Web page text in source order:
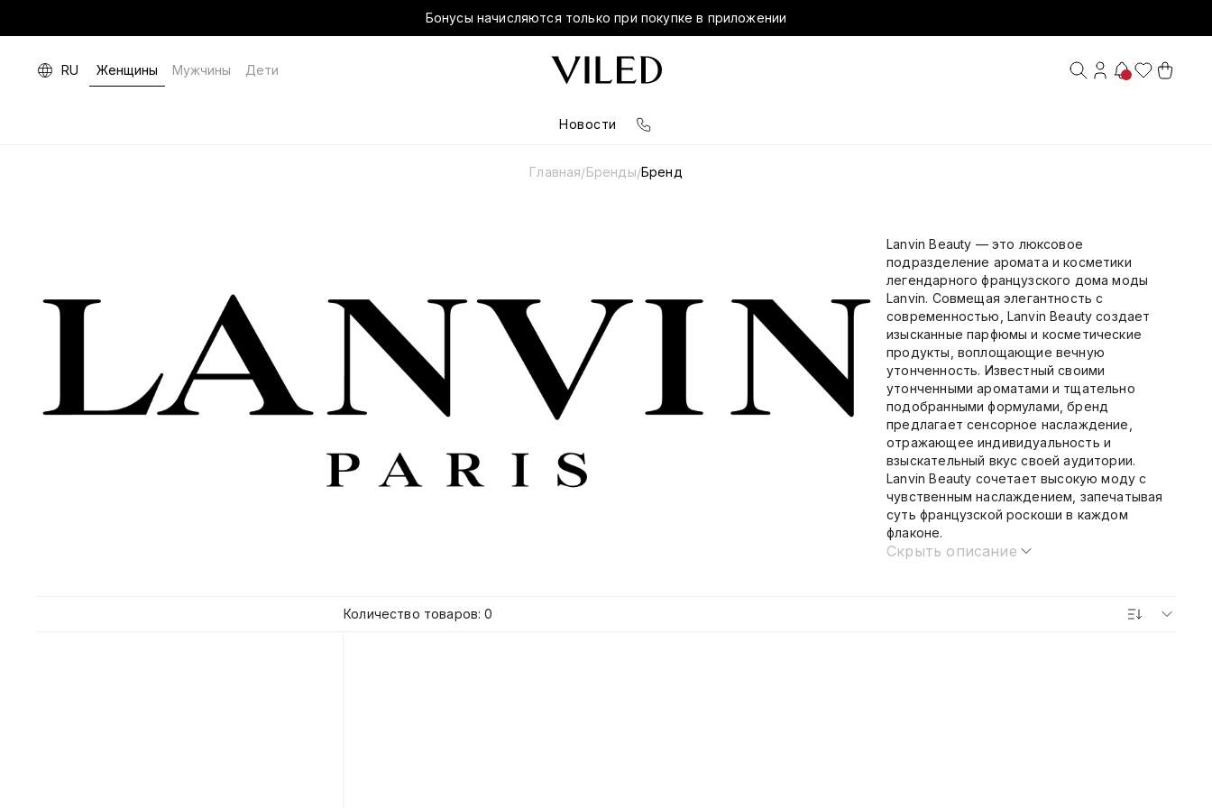
Бонусы начисляются только при покупке в приложении
RU Женщины Мужчины Дети
Новости
Главная/Бренды/Бренд
Lanvin Beauty — это люксовое
подразделение аромата и косметики
легендарного французского дома моды
Lanvin. Совмещая элегантность с
современностью, Lanvin Beauty создает
изысканные парфюмы и косметические
продукты, воплощающие вечную
утонченность. Известный своими
утонченными ароматами и тщательно
подобранными формулами, бренд
предлагает сенсорное наслаждение,
отражающее индивидуальность и
взыскательный вкус своей аудитории.
Lanvin Beauty сочетает высокую моду с
чувственным наслаждением, запечатывая
суть французской роскоши в каждом
флаконе.
Скрыть описание
Количество товаров: 0